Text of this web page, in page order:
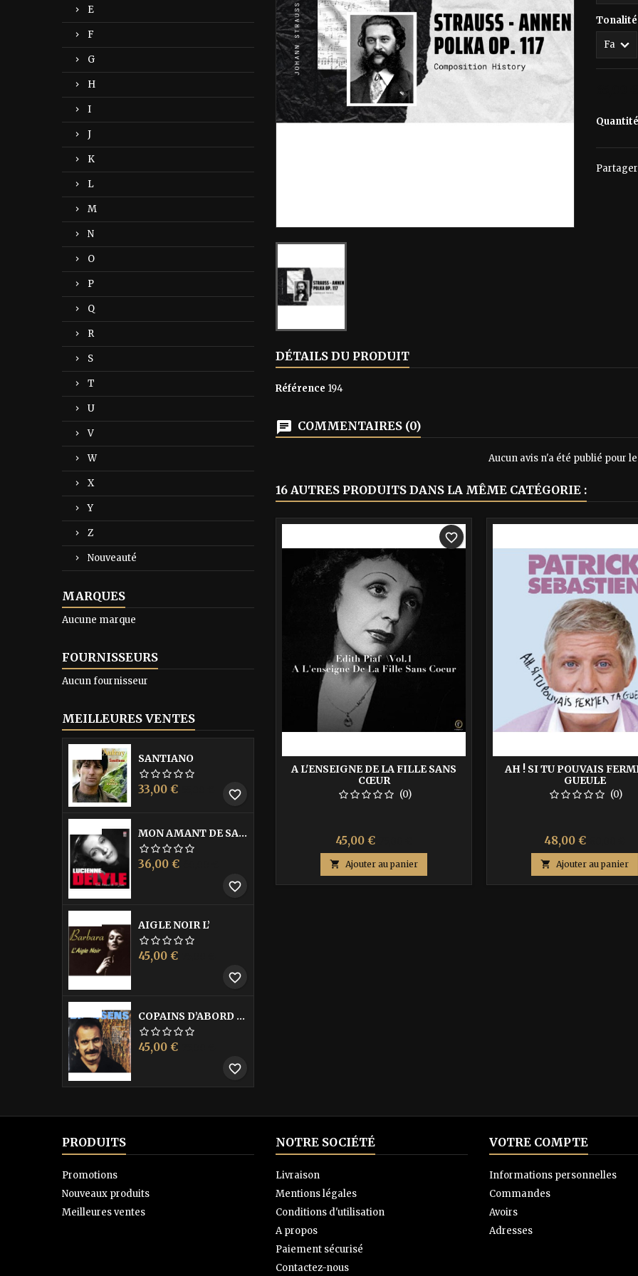
E
F
G
H
I
J
K
L
M
N
O
P
Q
R
S
T
U
V
W
X
Y
Z
Nouveauté
MARQUES
Aucune marque
FOURNISSEURS
Aucun fournisseur
MEILLEURES VENTES
SANTIANO
Prix
33,00 € favorite_border
MON AMANT DE SAINT JEAN
Prix
36,00 €
favorite_border
AIGLE NOIR L’
Prix
45,00 €
favorite_border
COPAINS D’ABORD LES
Prix
45,00 €
favorite_border
Tonalité
Quantité
Partager
DÉTAILS DU PRODUIT
Référence 194
COMMENTAIRES (0)
Aucun avis n'a été publié pour
16 AUTRES PRODUITS DANS LA MÊME CATÉGORIE :
A L'ENSEIGNE DE LA FILLE SANS
CŒUR
(0)
Prix
45,00 €
base
 Ajouter au panier
favorite_border
AH ! SI TU POUVAIS
GUEULE
(0)
Prix
48,00 €
base
 Ajouter au panier
PRODUITS
Promotions
Nouveaux produits
Meilleures ventes
NOTRE SOCIÉTÉ
Livraison
Mentions légales
Conditions d'utilisation
A propos
Paiement sécurisé
Contactez-nous
VOTRE COMPTE
Informations personnelles
Commandes
Avoirs
Adresses